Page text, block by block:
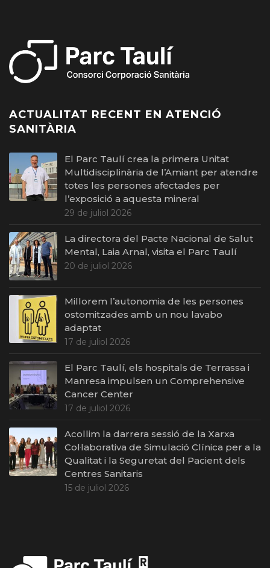
ACTUALITAT RECENT EN ATENCIÓ
SANITÀRIA
El Parc Taulí crea la primera Unitat
Multidisciplinària de l’Amiant per atendre
totes les persones afectades per
l’exposició a aquesta mineral
29 de juliol 2026
La directora del Pacte Nacional de Salut
Mental, Laia Arnal, visita el Parc Taulí
20 de juliol 2026
Millorem l’autonomia de les persones
ostomitzades amb un nou lavabo
adaptat
17 de juliol 2026
El Parc Taulí, els hospitals de Terrassa i
Manresa impulsen un Comprehensive
Cancer Center
17 de juliol 2026
Acollim la darrera sessió de la Xarxa
Col·laborativa de Simulació Clínica per a la
Qualitat i la Seguretat del Pacient dels
Centres Sanitaris
15 de juliol 2026